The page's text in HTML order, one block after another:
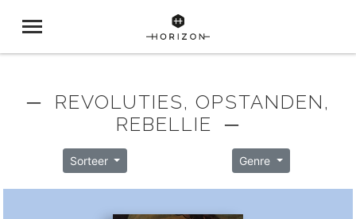
─ REVOLUTIES, OPSTANDEN,
REBELLIE ─
Sorteer Genre